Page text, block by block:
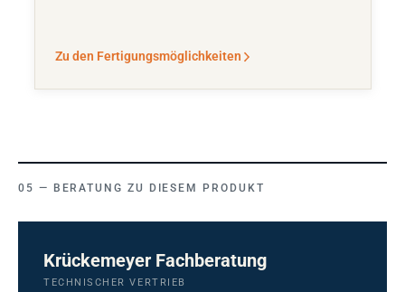
Zu den Fertigungsmöglichkeiten
BERATUNG ZU DIESEM PRODUKT
Krückemeyer Fachberatung
TECHNISCHER VERTRIEB